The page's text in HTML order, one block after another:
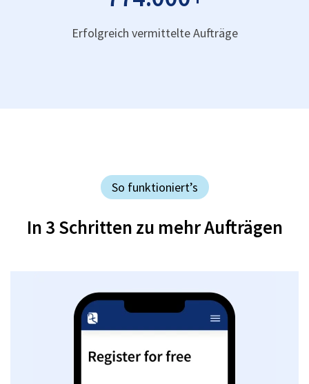
Erfolgreich vermittelte Aufträge
So funktioniert’s
In 3 Schritten zu mehr Aufträgen